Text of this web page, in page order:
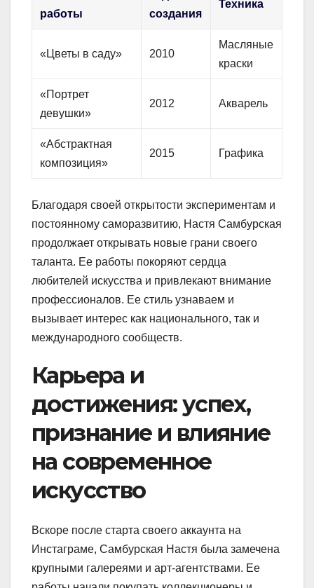
работы
создания
Техника
«Цветы в саду» 2010
Масляные
краски
«Портрет
девушки»
2012 Акварель
«Абстрактная
композиция»
2015 Графика
Благодаря своей открытости экспериментам и
постоянному саморазвитию, Настя Самбурская
продолжает открывать новые грани своего
таланта. Ее работы покоряют сердца
любителей искусства и привлекают внимание
профессионалов. Ее стиль узнаваем и
вызывает интерес как национального, так и
международного сообществ.
Карьера и
достижения: успех,
признание и влияние
на современное
искусство
Вскоре после старта своего аккаунта на
Инстаграме, Самбурская Настя была замечена
крупными галереями и арт-агентствами. Ее